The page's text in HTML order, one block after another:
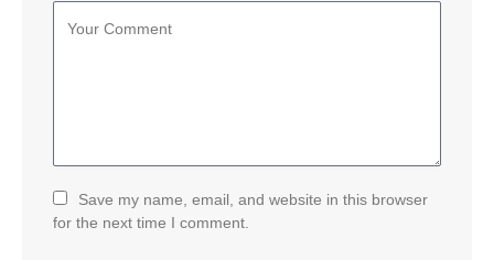
Save my name, email, and website in this browser
for the next time I comment.